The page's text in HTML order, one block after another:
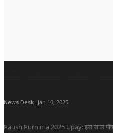
News Desk Jan 10, 2025
Paush Purnima 2025 Upay: इस साल पौष